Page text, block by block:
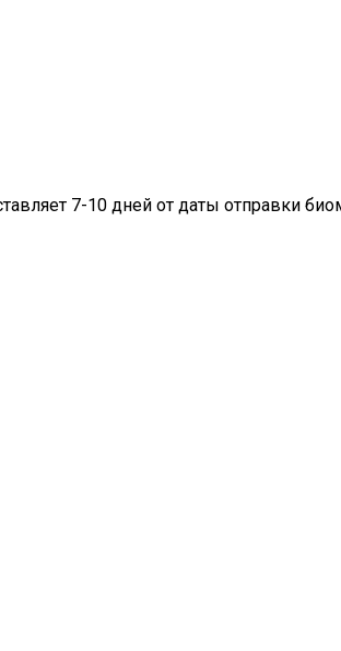
7-10 дней от даты отправки